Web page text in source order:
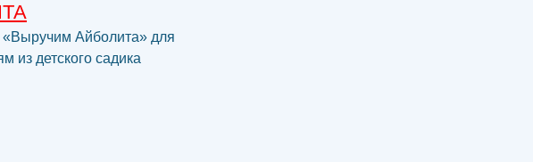
Айболита» для
из детского садика